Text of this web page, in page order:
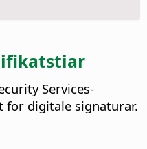
Services-
for digitale signaturar.